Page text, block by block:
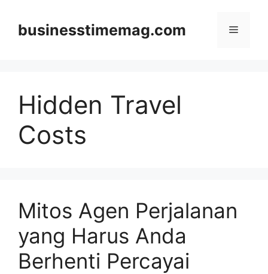
contentbusinesstimemag.com Menu
Hidden Travel
Costs
Mitos Agen Perjalanan
yang Harus Anda
Berhenti Percayai